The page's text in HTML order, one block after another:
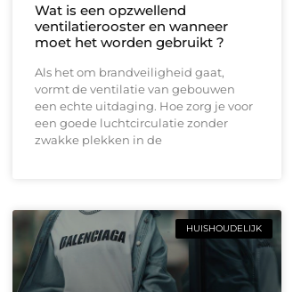
Wat is een opzwellend
ventilatierooster en wanneer
moet het worden gebruikt ?
Als het om brandveiligheid gaat,
vormt de ventilatie van gebouwen
een echte uitdaging. Hoe zorg je voor
een goede luchtcirculatie zonder
zwakke plekken in de
HUISHOUDELIJK